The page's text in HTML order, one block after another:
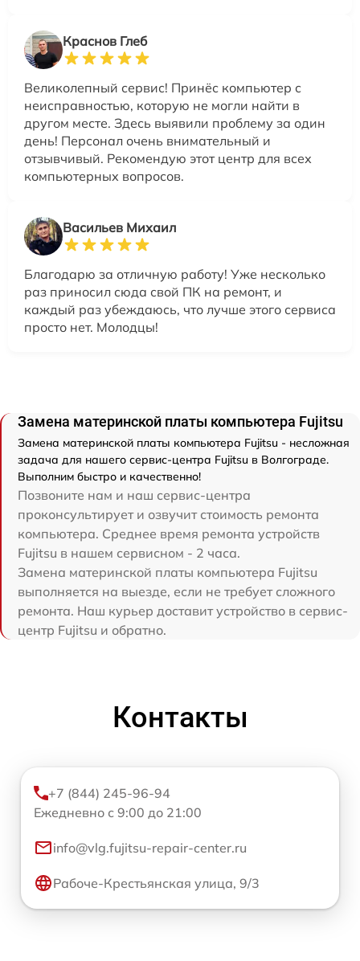
Краснов Глеб
Великолепный сервис! Принёс компьютер с
неисправностью, которую не могли найти в
другом месте. Здесь выявили проблему за один
день! Персонал очень внимательный и
отзывчивый. Рекомендую этот центр для всех
компьютерных вопросов.
Васильев Михаил
Благодарю за отличную работу! Уже несколько
раз приносил сюда свой ПК на ремонт, и
каждый раз убеждаюсь, что лучше этого сервиса
просто нет. Молодцы!
Замена материнской платы компьютера Fujitsu
Замена материнской платы компьютера Fujitsu - несложная
задача для нашего сервис-центра Fujitsu в Волгограде.
Выполним быстро и качественно!
Позвоните нам и наш сервис-центра
проконсультирует и озвучит стоимость ремонта
компьютера. Среднее время ремонта устройств
Fujitsu в нашем сервисном - 2 часа.
Замена материнской платы компьютера Fujitsu
выполняется на выезде, если не требует сложного
ремонта. Наш курьер доставит устройство в сервис-
центр Fujitsu и обратно.
Контакты
+7 (844) 245-96-94
Ежедневно с 9:00 до 21:00
info@vlg.fujitsu-repair-center.ru
Рабоче-Крестьянская улица, 9/3